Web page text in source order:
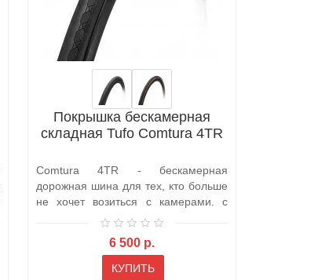
Покрышка бескамерная
складная Tufo Comtura 4TR
Comtura 4TR - бескамерная
дорожная шина для тех, кто больше
не хочет возиться с камерами. с
6 500 р.
КУПИТЬ